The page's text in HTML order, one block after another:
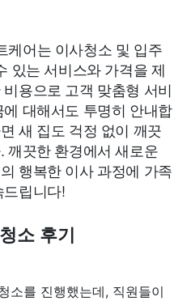
케어는 이사청소 및 입주
있는 서비스와 가격을 제
용으로 고객 맞춤형 서비
대해서도 투명히 안내합
새 집도 걱정 없이 깨끗
깨끗한 환경에서 새로운
행복한 이사 과정에 가족
립니다!
소 후기
소를 진행했는데, 직원들이